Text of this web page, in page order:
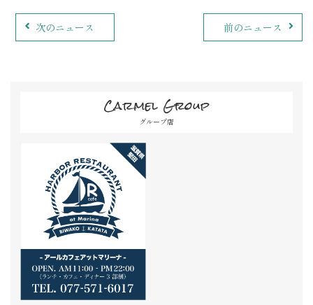
次のニュース 前のニュース
Carmel Group
グループ店